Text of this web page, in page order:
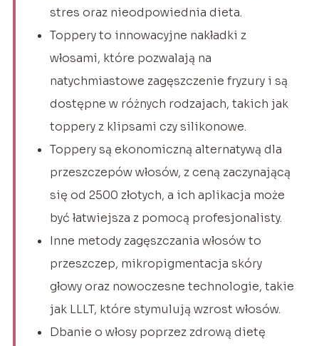
stres oraz nieodpowiednia dieta.
Toppery to innowacyjne nakładki z
włosami, które pozwalają na
natychmiastowe zagęszczenie fryzury i są
dostępne w różnych rodzajach, takich jak
toppery z klipsami czy silikonowe.
Toppery są ekonomiczną alternatywą dla
przeszczepów włosów, z ceną zaczynającą
się od 2500 złotych, a ich aplikacja może
być łatwiejsza z pomocą profesjonalisty.
Inne metody zagęszczania włosów to
przeszczep, mikropigmentacja skóry
głowy oraz nowoczesne technologie, takie
jak LLLT, które stymulują wzrost włosów.
Dbanie o włosy poprzez zdrową dietę